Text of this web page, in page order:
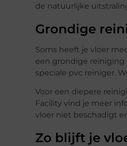
de natuurlijke
Grondige
Soms heeft je vloer
een grondige reiniging
speciale pvc reiniger.
Voor een diepere
Facility vind je meer
vloer niet beschadigt
Zo blijft je